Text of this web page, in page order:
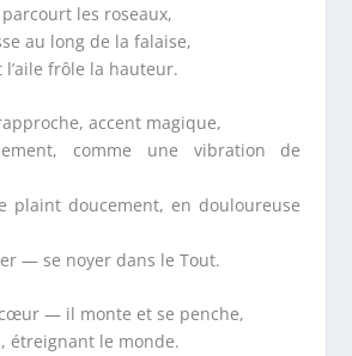
les roseaux,
au long de la falaise,
frôle la hauteur.
accent magique,
comme une vibration de
plaint doucement, en douloureuse
— se noyer dans le Tout.
— il monte et se penche,
étreignant le monde.